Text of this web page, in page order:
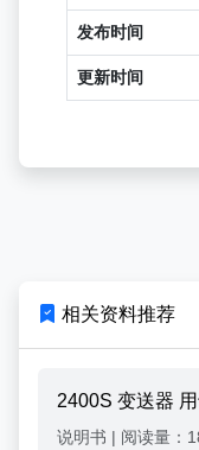
发布时间
更新时间
相关资料推荐
2400S 变送器
说明书 | 阅读量：